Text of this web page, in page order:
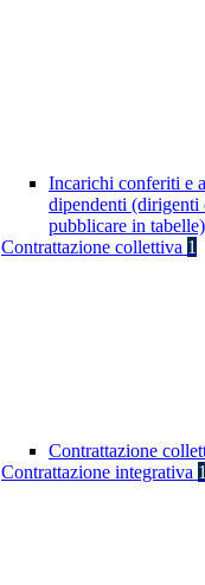
Incarichi conferiti e
dipendenti (dirigenti
pubblicare in tabelle)
Contrattazione collettiva 1
Contrattazione
Contrattazione integrativa